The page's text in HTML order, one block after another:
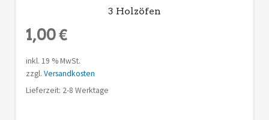
3 Holzöfen
1,00€
inkl. 19 % MwSt.
zzgl. Versandkosten
Lieferzeit: 2-8 Werktage